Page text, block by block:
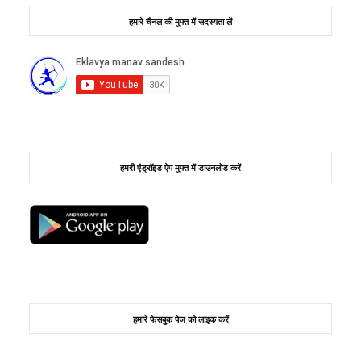
हमारे चैनल की मुफ्त में सदस्यता लें
हमरी एंड्रॉइड ऐप मुफ्त में डाउनलोड करें
हमारे फेसबुक पेज को लाइक करें